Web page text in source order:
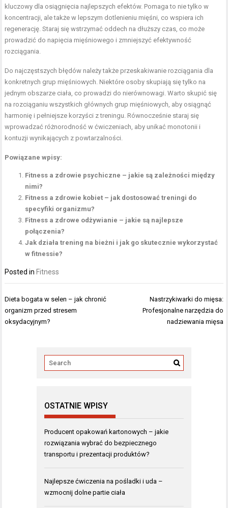
kluczowy dla osiągnięcia najlepszych efektów. Pomaga to nie tylko w
koncentracji, ale także w lepszym dotlenieniu mięśni, co wspiera ich
regenerację. Staraj się wstrzymać oddech na dłuższy czas, co może
prowadzić do napięcia mięśniowego i zmniejszyć efektywność
rozciągania.
Do najczęstszych błędów należy także przeskakiwanie rozciągania dla
konkretnych grup mięśniowych. Niektóre osoby skupiają się tylko na
jednym obszarze ciała, co prowadzi do nierównowagi. Warto skupić się
na rozciąganiu wszystkich głównych grup mięśniowych, aby osiągnąć
harmonię i pełniejsze korzyści z treningu. Równocześnie staraj się
wprowadzać różnorodność w ćwiczeniach, aby unikać monotonii i
kontuzji wynikających z powtarzalności.
Powiązane wpisy:
Fitness a zdrowie psychiczne – jakie są zależności między
nimi?
Fitness a zdrowie kobiet – jak dostosować treningi do
specyfiki organizmu?
Fitness a zdrowe odżywianie – jakie są najlepsze
połączenia?
Jak działa trening na bieżni i jak go skutecznie wykorzystać
w fitnessie?
Posted in Fitness
Nawigacja
wpisu
Dieta bogata w selen – jak chronić
organizm przed stresem
oksydacyjnym?
Nastrzykiwarki do mięsa:
Profesjonalne narzędzia do
nadziewania mięsa
OSTATNIE WPISY
Producent opakowań kartonowych – jakie
rozwiązania wybrać do bezpiecznego
transportu i prezentacji produktów?
Najlepsze ćwiczenia na pośladki i uda –
wzmocnij dolne partie ciała